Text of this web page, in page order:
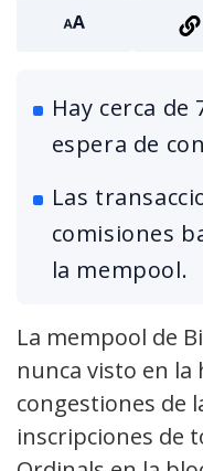
Hay cerca de
espera de
Las
comisiones
la mempool.
La mempool de
nunca visto en la
congestiones de
inscripciones de